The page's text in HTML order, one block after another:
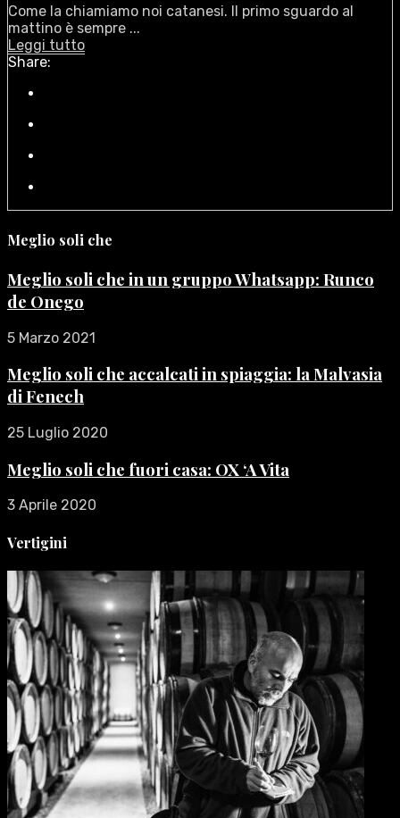
Come la chiamiamo noi catanesi. Il primo sguardo al
mattino è sempre ...
Leggi tutto
Share:
Meglio soli che
Meglio soli che in un gruppo Whatsapp: Runco
de Onego
5 Marzo 2021
Meglio soli che accalcati in spiaggia: la Malvasia
di Fenech
25 Luglio 2020
Meglio soli che fuori casa: OX ‘A Vita
3 Aprile 2020
Vertigini